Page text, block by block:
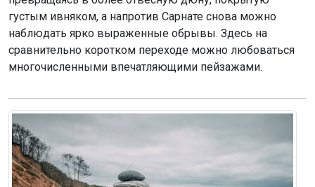
густым ивняком, а напротив Сарнате снова можно
наблюдать ярко выраженные обрывы. Здесь на
сравнительно коротком переходе можно любоваться
многочисленными впечатляющими пейзажами.